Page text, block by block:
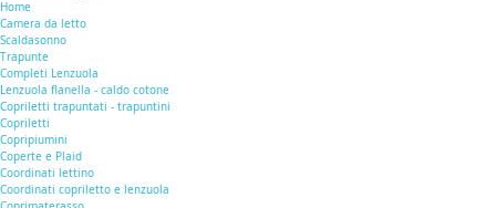
Home
Camera da letto
Scaldasonno
Trapunte
Completi Lenzuola
Lenzuola flanella - caldo cotone
Copriletti trapuntati - trapuntini
Copriletti
Copripiumini
Coperte e Plaid
Coordinati lettino
Coordinati copriletto e lenzuola